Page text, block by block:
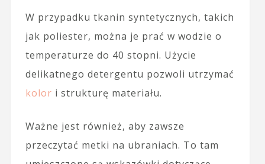
W przypadku tkanin syntetycznych, takich
jak poliester, można je prać w wodzie o
temperaturze do 40 stopni. Użycie
delikatnego detergentu pozwoli utrzymać
kolor i strukturę materiału.
Ważne jest również, aby zawsze
przeczytać metki na ubraniach. To tam